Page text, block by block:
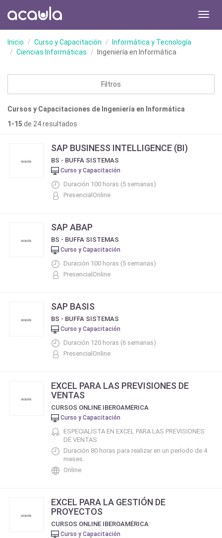
Inicio Curso y Capacitación
Informática y Tecnología
Ciencias Informáticas
Ingeniería en Informática
Filtros
Cursos y Capacitaciones de Ingeniería en Informática
1-15 de 24 resultados
SAP BUSINESS INTELLIGENCE (BI)
BS - BUFFA SISTEMAS
Curso y Capacitación
Duración 100 horas (5 semanas)
PresencialOnline
SAP ABAP
BS - BUFFA SISTEMAS
Curso y Capacitación
Duración 100 horas (5 semanas)
PresencialOnline
SAP BASIS
BS - BUFFA SISTEMAS
Curso y Capacitación
Duración 120 horas (6 semanas)
PresencialOnline
EXCEL PARA LAS PREVISIONES DE
VENTAS
CURSOS ONLINE IBEROAMÉRICA
Curso y Capacitación
ESPECIALISTA EN EXCEL PARA LAS PREVISIONES
DE VENTAS
Duración 80 horas para realizar en un período de 4
meses.
Online
EXCEL PARA LA GESTIÓN DE
PROYECTOS
CURSOS ONLINE IBEROAMÉRICA
Curso y Capacitación